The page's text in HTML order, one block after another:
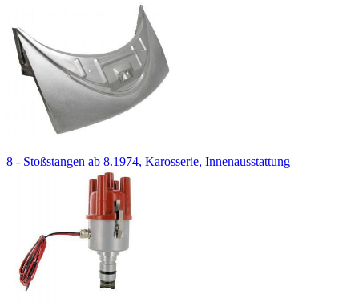
8 - Stoßstangen ab 8.1974, Karosserie, Innenausstattung